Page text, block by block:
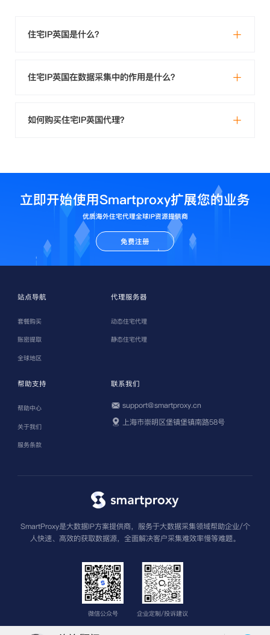
住宅IP英国是什么？
住宅IP英国在数据采集中的作用是什么？
如何购买住宅IP英国代理？
立即开始使用Smartproxy扩展您的业务
优质海外住宅代理全球IP资源提供商
免费注册
站点导航
套餐购买
账密提取
全球地区
代理服务器
动态住宅代理
静态住宅代理
帮助支持
帮助中心
关于我们
服务条款
联系我们
support@smartproxy.cn
上海市崇明区堡镇堡镇南路58号
SmartProxy是大数据IP方案提供商，服务于大数据采集领域帮助企业/个
人快速、高效的获取数据源，全面解决客户采集难效率慢等难题。
微信公众号 企业定制/投诉建议